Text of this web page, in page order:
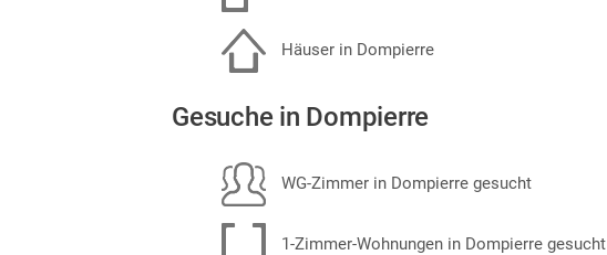
Häuser in Dompierre
Gesuche in Dompierre
WG-Zimmer in Dompierre gesucht
1-Zimmer-Wohnungen in Dompierre gesucht